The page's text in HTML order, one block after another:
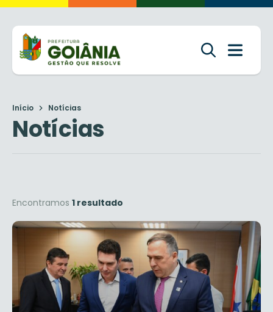
Início Notícias
Notícias
Encontramos 1 resultado